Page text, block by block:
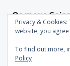
Os meus
Deus0
Privacy &
website, you
To find out more,
Policy